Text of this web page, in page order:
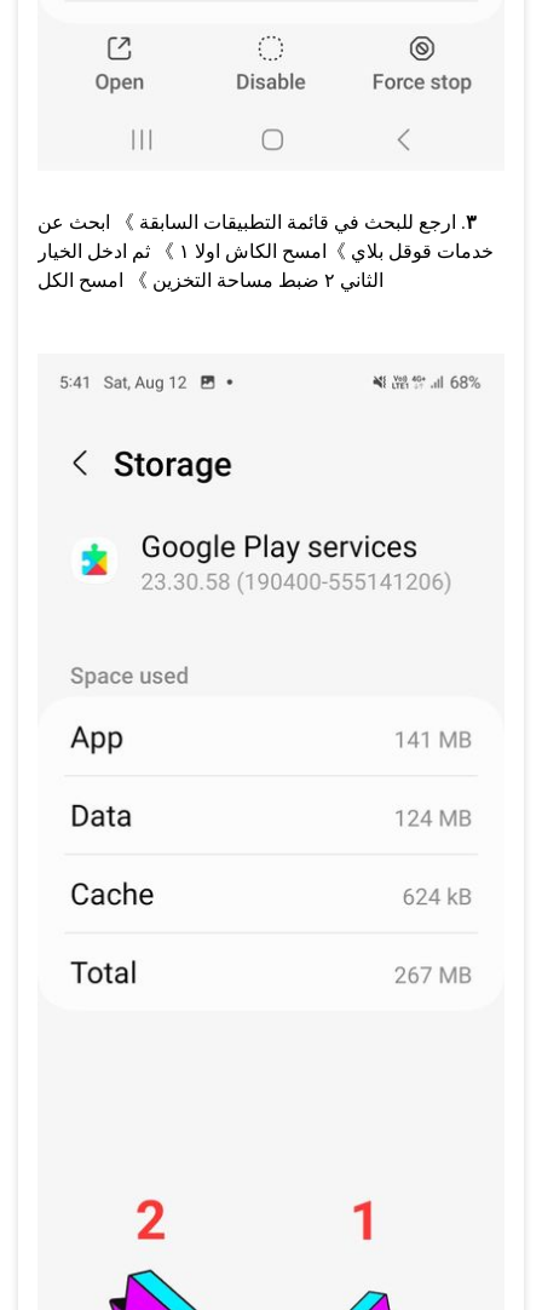
٣. ارجع للبحث في قائمة التطبيقات السابقة 》 ابحث عن
خدمات قوقل بلاي 》امسح الكاش اولا ١ 》 ثم ادخل الخيار